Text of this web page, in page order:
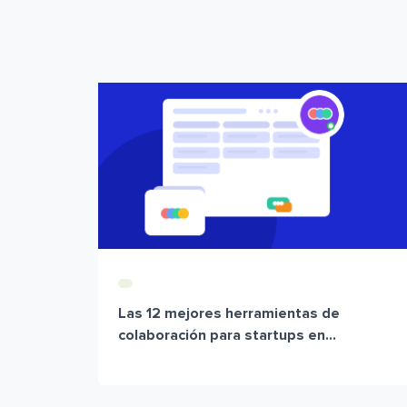
Las 12 mejores herramientas de
colaboración para startups en...